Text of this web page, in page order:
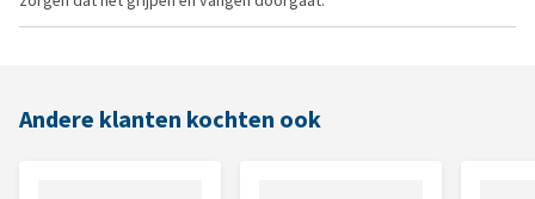
Andere klanten kochten ook